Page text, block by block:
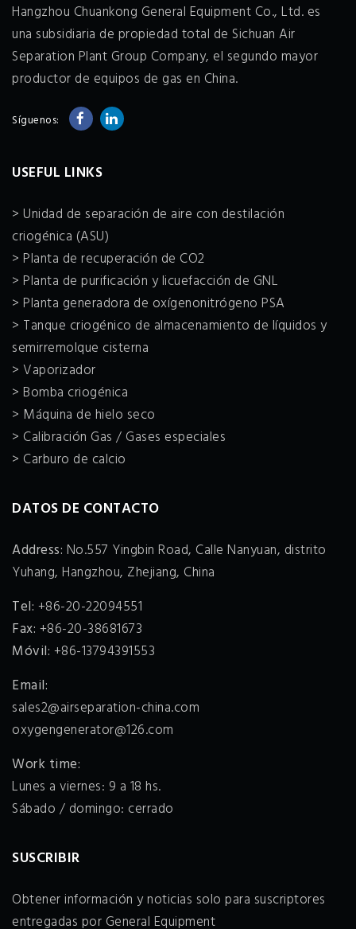
Hangzhou Chuankong General Equipment Co., Ltd. es
una subsidiaria de propiedad total de Sichuan Air
Separation Plant Group Company, el segundo mayor
productor de equipos de gas en China.
Síguenos:
USEFUL LINKS
> Unidad de separación de aire con destilación
criogénica (ASU)
> Planta de recuperación de CO2
> Planta de purificación y licuefacción de GNL
> Planta generadora de oxígenonitrógeno PSA
> Tanque criogénico de almacenamiento de líquidos y
semirremolque cisterna
> Vaporizador
> Bomba criogénica
> Máquina de hielo seco
> Calibración Gas / Gases especiales
> Carburo de calcio
DATOS DE CONTACTO
Address: No.557 Yingbin Road, Calle Nanyuan, distrito
Yuhang, Hangzhou, Zhejiang, China
Tel: +86-20-22094551
Fax: +86-20-38681673
Móvil: +86-13794391553
Email:
sales2@airseparation-china.com
oxygengenerator@126.com
Work time:
Lunes a viernes: 9 a 18 hs.
Sábado / domingo: cerrado
SUSCRIBIR
Obtener información y noticias solo para suscriptores
entregadas por General Equipment